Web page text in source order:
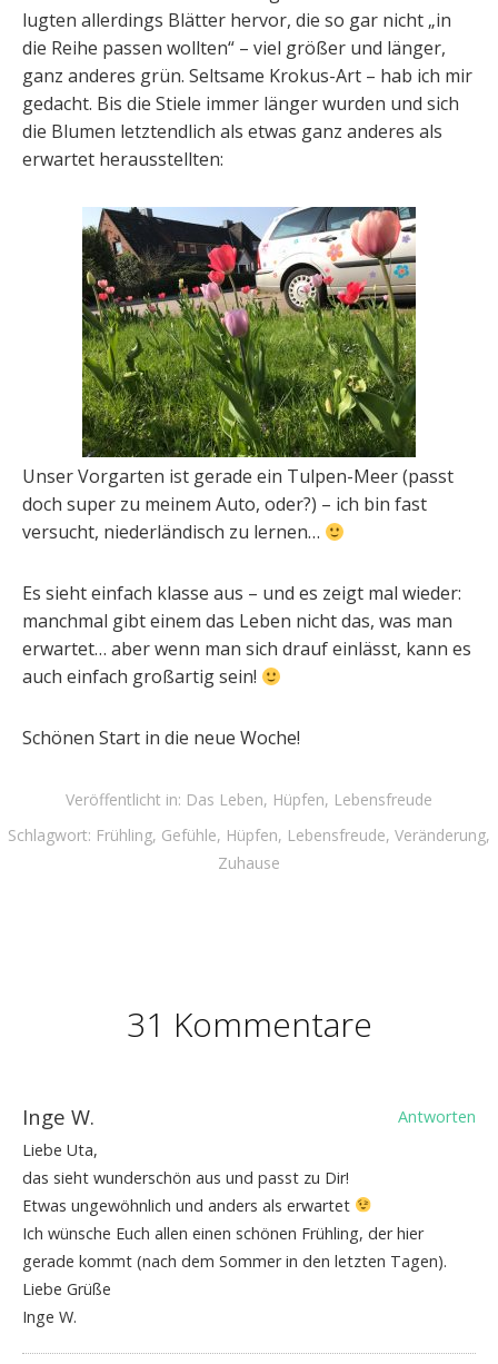
lugten allerdings Blätter hervor, die so gar nicht „in
die Reihe passen wollten“ – viel größer und länger,
ganz anderes grün. Seltsame Krokus-Art – hab ich mir
gedacht. Bis die Stiele immer länger wurden und sich
die Blumen letztendlich als etwas ganz anderes als
erwartet herausstellten:
Unser Vorgarten ist gerade ein Tulpen-Meer (passt
doch super zu meinem Auto, oder?) – ich bin fast
versucht, niederländisch zu lernen…
Es sieht einfach klasse aus – und es zeigt mal wieder:
manchmal gibt einem das Leben nicht das, was man
erwartet… aber wenn man sich drauf einlässt, kann es
auch einfach großartig sein!
Schönen Start in die neue Woche!
Veröffentlicht in: Das Leben, Hüpfen, Lebensfreude
Schlagwort: Frühling, Gefühle, Hüpfen, Lebensfreude, Veränderung,
Zuhause
31 Kommentare
Inge W.
Antworten
Liebe Uta,
das sieht wunderschön aus und passt zu Dir!
Etwas ungewöhnlich und anders als erwartet
Ich wünsche Euch allen einen schönen Frühling, der hier
gerade kommt (nach dem Sommer in den letzten Tagen).
Liebe Grüße
Inge W.